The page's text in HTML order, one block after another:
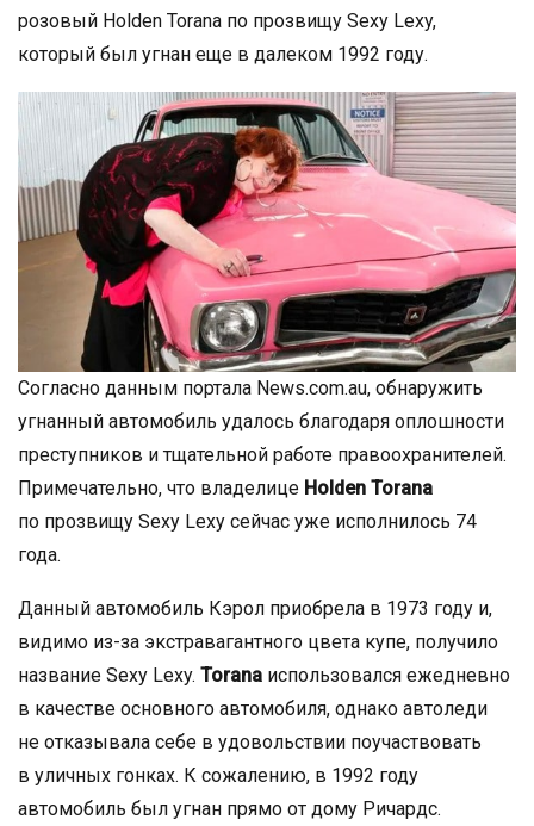
розовый Holden Torana по прозвищу Sexy Lexy,
который был угнан еще в далеком 1992 году.
Согласно данным портала News.com.au, обнаружить
угнанный автомобиль удалось благодаря оплошности
преступников и тщательной работе правоохранителей.
Примечательно, что владелице Holden Torana
по прозвищу Sexy Lexy сейчас уже исполнилось 74
года.
Данный автомобиль Кэрол приобрела в 1973 году и,
видимо из-за экстравагантного цвета купе, получило
название Sexy Lexy. Torana использовался ежедневно
в качестве основного автомобиля, однако автоледи
не отказывала себе в удовольствии поучаствовать
в уличных гонках. К сожалению, в 1992 году
автомобиль был угнан прямо от дому Ричардс.